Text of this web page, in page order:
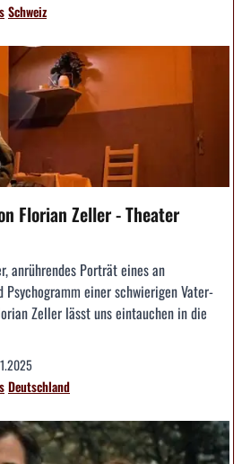
Schweiz
Florian Zeller - Theater
anrührendes Porträt eines an
Psychogramm einer schwierigen Vater­
Zeller lässt uns eintauchen in die
Deutschland